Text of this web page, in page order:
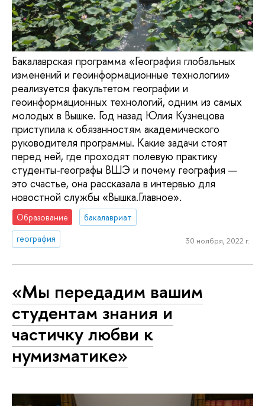
Бакалаврская программа «География глобальных
изменений и геоинформационные технологии»
реализуется факультетом географии и
геоинформационных технологий, одним из самых
молодых в Вышке. Год назад Юлия Кузнецова
приступила к обязанностям академического
руководителя программы. Какие задачи стоят
перед ней, где проходят полевую практику
студенты-географы ВШЭ и почему география —
это счастье, она рассказала в интервью для
новостной службы «Вышка.Главное».
Образование
бакалавриат
география
30 ноября, 2022 г.
«Мы передадим вашим
студентам знания и
частичку любви к
нумизматике»